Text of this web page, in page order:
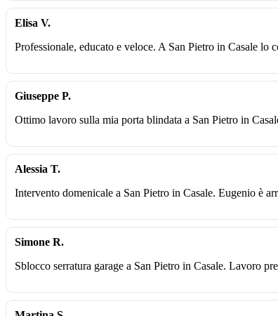
Elisa V.
Professionale, educato e veloce. A San Pietro in Casale lo
Giuseppe P.
Ottimo lavoro sulla mia porta blindata a San Pietro in
Alessia T.
Intervento domenicale a San Pietro in Casale. Eugenio è
Simone R.
Sblocco serratura garage a San Pietro in Casale. Lavoro